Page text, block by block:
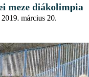
meze diákolimpia
2019. március 20.